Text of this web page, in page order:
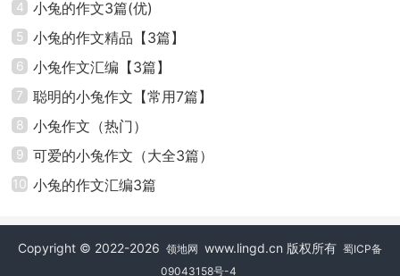
它飞快地整理着自己的背包准备明天的旅行。
第一天，她先是去了一个无边无际的大草原，小兔
子在这里跳来蹦去，开心地吃这里的新鲜果子，好像整
个草原都是她的`天地。突然，她听到不远处传来小猫哭
的声音，她急忙上前去查看，走到小猫面前轻声问：“小
了哦，我带你一起去找你妈妈。”小猫听后连连点头。小
4 小兔的作文3篇(优)
5 小兔的作文精品【3篇】
6 小兔作文汇编【3篇】
7 聪明的小兔作文【常用7篇】
8 小兔作文（热门）
9 可爱的小兔作文（大全3篇）
10 小兔的作文汇编3篇
Copyright © 2022-2026 领地网 www.lingd.cn 版权所有 蜀ICP备
09043158号-4